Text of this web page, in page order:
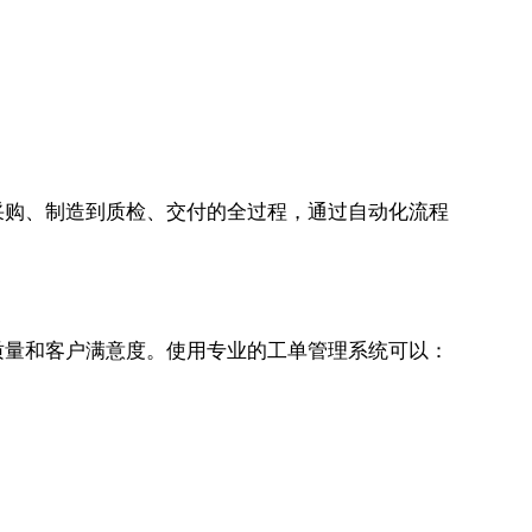
、制造到质检、交付的全过程，通过自动化流程
和客户满意度。使用专业的工单管理系统可以：